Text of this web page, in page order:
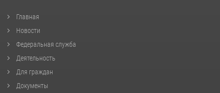
Главная
Новости
Федеральная служба
Деятельность
Для граждан
Документы